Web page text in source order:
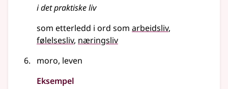
i det praktiskeliv
som etterledd i ord som arbeidsliv
følelsesliv næringsliv
moro, leven
Eksempel